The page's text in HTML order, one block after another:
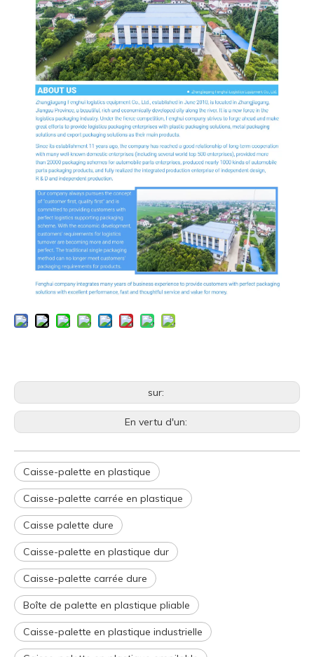
sur:
En vertu d'un:
Caisse-palette en plastique
Caisse-palette carrée en plastique
Caisse palette dure
Caisse-palette en plastique dur
Caisse-palette carrée dure
Boîte de palette en plastique pliable
Caisse-palette en plastique industrielle